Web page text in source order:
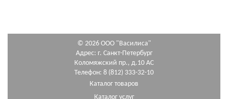
© 2026 ООО "Василиса"
Адрес: г. Санкт-Петербург
Коломяжский пр., д.10 АС
Телефон: 8 (812) 333-32-10
Каталог товаров
Каталог услуг